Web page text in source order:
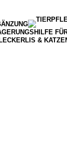
&